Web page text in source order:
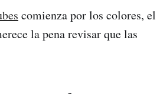
comienza por los colores, el
la pena revisar que las